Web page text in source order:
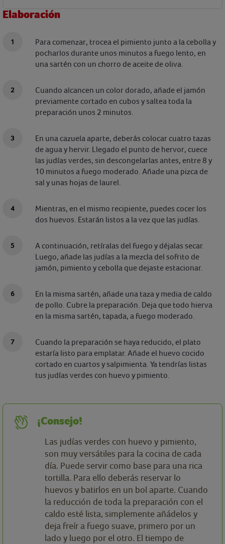
Elaboración
Para comenzar, trocea el pimiento junto a la cebolla y
pocharlos durante unos minutos a fuego lento, en
una sartén con un chorro de aceite de oliva.
Cuando alcancen un color dorado, añade el jamón
previamente cortado en cubos y saltea toda la
preparación unos 2 minutos.
En una cazuela aparte, deberás colocar cuatro tazas
de agua y hervir. Llegado el punto de hervor, cuece
las judías verdes, sin descongelarlas antes, entre 8 y
10 minutos a fuego moderado. Añade una pizca de
sal y unas hojas de laurel.
Mientras, en el mismo recipiente, puedes cocer los
dos huevos. Estarán listos a la vez que las judías.
A continuación, retíralas del fuego y déjalas secar.
Luego, añade las judías a la mezcla del sofrito de
jamón, pimiento y cebolla que dejaste estacionar.
En la misma sartén, añade una taza y media de caldo
de pollo. Cubre la preparación. Deja que todo hierva
en la misma sartén, tapada, a fuego moderado.
Cuando la preparación se haya reducido, el plato
estaría listo para emplatar. Añade el huevo cocido
cortado en cuartos y salpimienta. Ya tendrías listas
tus judías verdes con huevo y pimiento.
¡Consejo!
Las judías verdes con huevo y pimiento,
son muy versátiles para la cocina de cada
día. Puede servir como base para una rica
tortilla. Para ello deberás reservar lo
huevos y batirlos en un bol aparte. Cuando
la reducción de toda la preparación con el
caldo esté lista, simplemente añádelos y
deja freír a fuego suave, primero por un
lado y luego por el otro. El tiempo de